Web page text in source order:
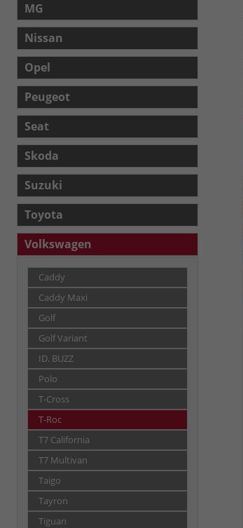
MG
Nissan
Opel
Peugeot
Seat
Skoda
Suzuki
Toyota
Volkswagen
Caddy
Caddy Maxi
Golf
Golf Variant
ID. BUZZ
Polo
T-Cross
T-Roc
T7 California
T7 Multivan
Taigo
Tayron
Tiguan